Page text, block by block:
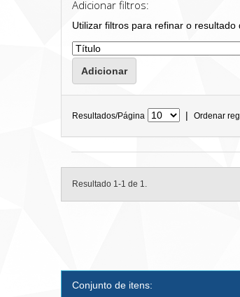
Adicionar filtros:
Utilizar filtros para refinar o resultado
Resultados/Página | Ordenar
Resultado 1-1 de 1.
Conjunto de itens: